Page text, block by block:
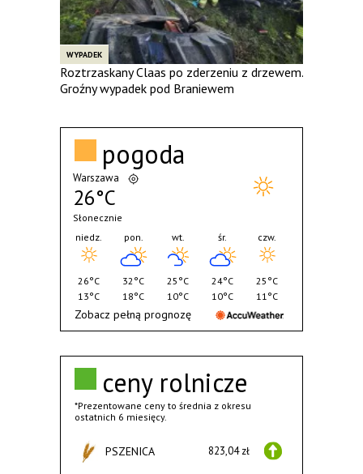
WYPADEK
Roztrzaskany Claas po zderzeniu z drzewem.
Groźny wypadek pod Braniewem
ceny rolnicze
*Prezentowane ceny to średnia z okresu
ostatnich 6 miesięcy.
PSZENICA 823,04 zł
pogoda
Warszawa
26°C
Słonecznie
niedz.
26°C
13°C
pon.
32°C
18°C
wt.
25°C
10°C
śr.
24°C
10°C
czw.
25°C
11°C
Zobacz pełną prognozę